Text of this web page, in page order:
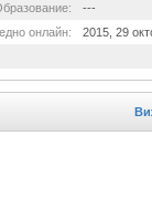
---
онлайн:
2015, 29